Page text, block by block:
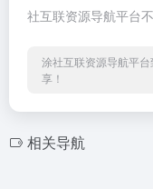
社互联资源导航平台
涂社互联资源导航平
享！
相关导航